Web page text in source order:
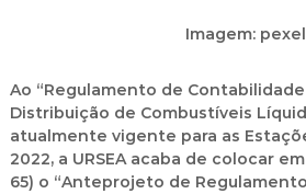
Imagem:
Ao “Regulamento de
Distribuição de Combustíveis
atualmente vigente para as
2022, a URSEA acaba de colocar
65) o “Anteprojeto de